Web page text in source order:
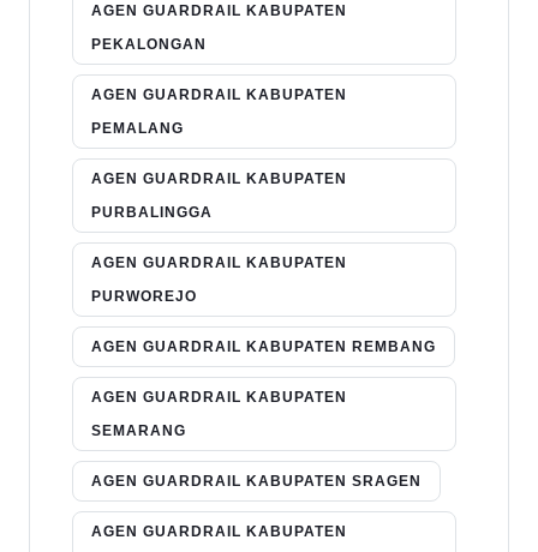
AGEN GUARDRAIL KABUPATEN
PEKALONGAN
AGEN GUARDRAIL KABUPATEN
PEMALANG
AGEN GUARDRAIL KABUPATEN
PURBALINGGA
AGEN GUARDRAIL KABUPATEN
PURWOREJO
AGEN GUARDRAIL KABUPATEN REMBANG
AGEN GUARDRAIL KABUPATEN
SEMARANG
AGEN GUARDRAIL KABUPATEN SRAGEN
AGEN GUARDRAIL KABUPATEN